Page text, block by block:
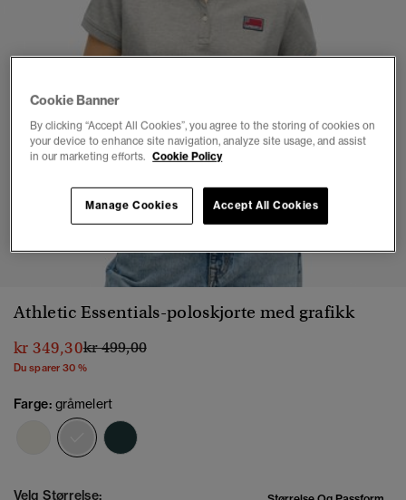
Athletic Essentials-poloskjorte med grafikk
kr 349,30Pris nedsatt fra
kr 499,00til
Du sparer 30 %
Farge: gråmelert
valgt
Velg Størrelse:
Cookie Banner
By clicking “Accept All Cookies”, you agree to the storing of cookies on
your device to enhance site navigation, analyze site usage, and assist
in our marketing efforts. Cookie Policy
Accept All Cookies
Manage Cookies